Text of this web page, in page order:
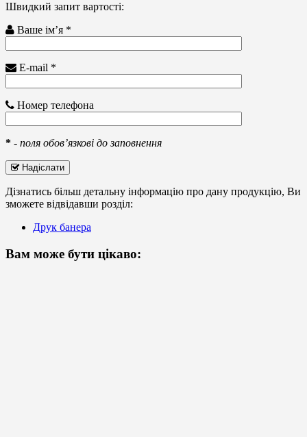
Швидкий запит вартості:
Ваше ім’я *
E-mail *
Номер телефона
* - поля обов’язкові до заповнення
Надіслати
Дізнатись більш детальну інформацію про дану продукцію, Ви
зможете відвідавши розділ:
Друк банера
Вам може бути цікаво: